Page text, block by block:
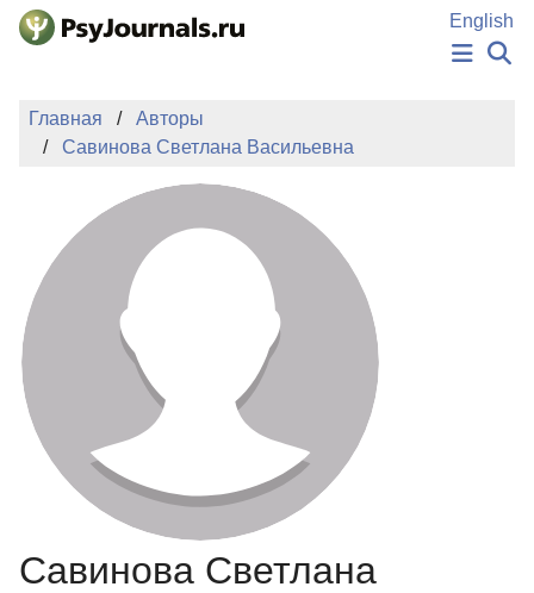
Перейти к основному содержанию
English
ИЗДАНИЯ
ПОДАТЬ РУКОПИСЬ
БАЗА ЗНАНИЙ
КЛЮЧЕВЫЕ СЛОВА
Регистрация
Главная
Авторы
Савинова Светлана Васильевна
Савинова Светлана